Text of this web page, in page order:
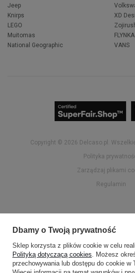
Jeep
Knirps
LEGO
Muitomas
National Geographic
XD
FLYNKA
VANS
Copyright © 2026 delcaso.pl .
Polityka
Zarządzaj plikami
Regulamin
Dbamy o Twoją prywatność
Sklep korzysta z plików cookie w celu
Polityką dotyczącą cookies. Możesz
przechowywania lub dostępu do cookie w